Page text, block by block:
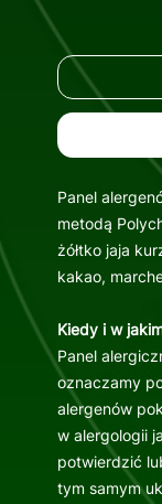
Panel
metodą
żółtko jaja
kakao,
Kiedy i w
Panel
oznaczamy
alergenów
w alergologii
potwierdzić
tym samym